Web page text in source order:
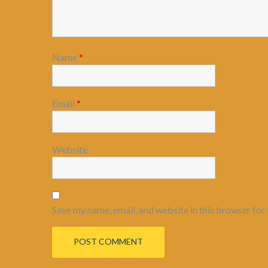
Name*
Email *
Website
Save my name, email, and website in this browser